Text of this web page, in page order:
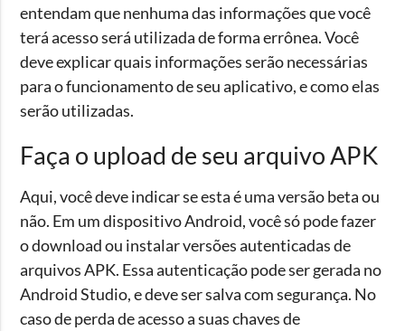
entendam que nenhuma das informações que você
terá acesso será utilizada de forma errônea. Você
deve explicar quais informações serão necessárias
para o funcionamento de seu aplicativo, e como elas
serão utilizadas.
Faça o upload de seu arquivo APK
Aqui, você deve indicar se esta é uma versão beta ou
não. Em um dispositivo Android, você só pode fazer
o download ou instalar versões autenticadas de
arquivos APK. Essa autenticação pode ser gerada no
Android Studio, e deve ser salva com segurança. No
caso de perda de acesso a suas chaves de